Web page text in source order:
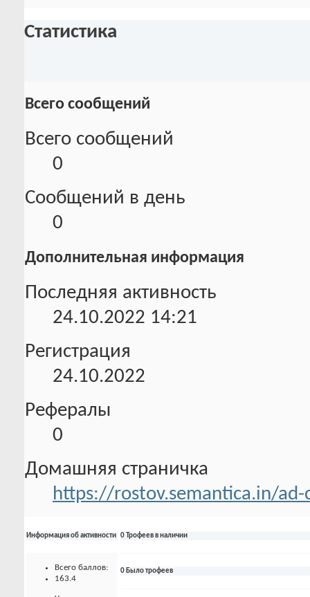
Статистика
Всего сообщений
Всего сообщений
0
Сообщений в день
0
Дополнительная информация
Последняя активность
24.10.2022 14:21
Регистрация
24.10.2022
Рефералы
0
Домашняя страничка
https://rostov.semantica.in/
Информация об активности
Всего баллов:
163.4
0 Трофеев в наличии
0 Было трофеев